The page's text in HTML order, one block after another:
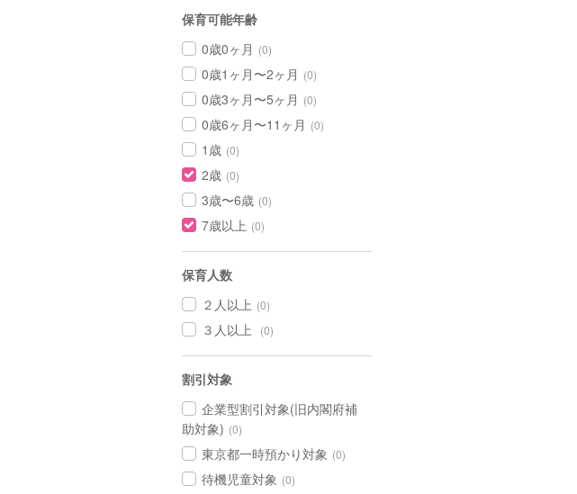
保育可能年齢
0歳0ヶ月 (0)
0歳1ヶ月〜2ヶ月 (0)
0歳3ヶ月〜5ヶ月 (0)
0歳6ヶ月〜11ヶ月 (0)
1歳 (0)
2歳 (0)
3歳〜6歳 (0)
7歳以上 (0)
保育人数
２人以上 (0)
３人以上 (0)
割引対象
企業型割引対象(旧内閣府補
助対象) (0)
東京都一時預かり対象 (0)
待機児童対象 (0)